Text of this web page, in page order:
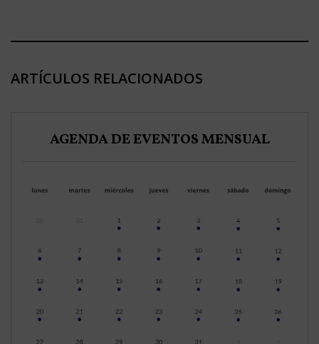
ARTÍCULOS RELACIONADOS
AGENDA DE EVENTOS MENSUAL